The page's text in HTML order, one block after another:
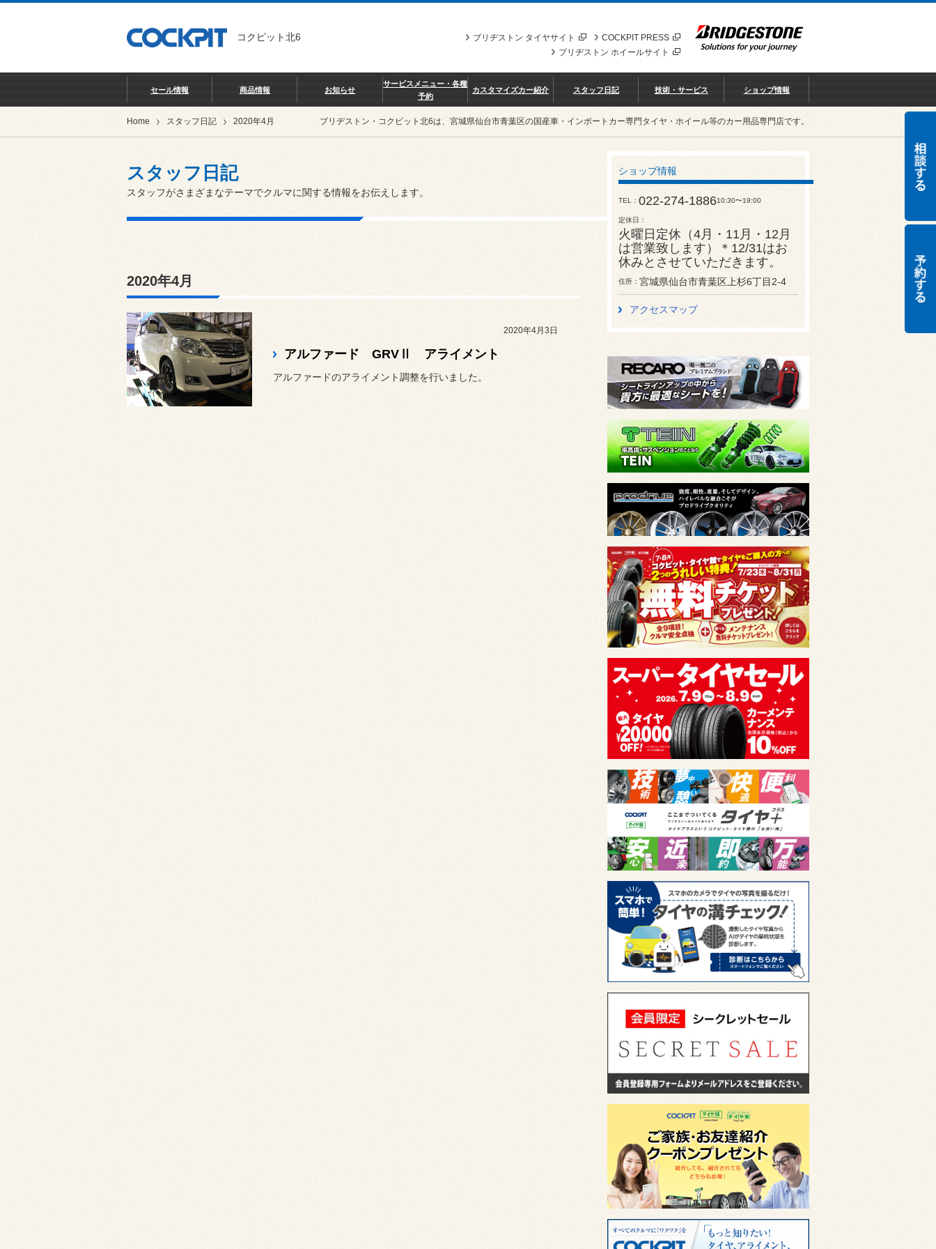
コクピット北6 COCKPIT PRESS
ブリヂストン タイヤサイト
ブリヂストン ホイールサイト
セール情報 商品情報 お知らせ
サービスメニュー・各種
予約
カスタマイズカー紹介 スタッフ日記 技術・サービス ショップ情報
Home スタッフ日記 2020年4月 ブリヂストン・コクピット北6は、宮城県仙台市青葉区の国産車・インポートカー専門タイヤ・ホイール等のカー用品専門店です。
スタッフ日記
スタッフがさまざまなテーマでクルマに関する情報をお伝えします。
2020年4月
2020年4月3日
アルファード GRVⅡ アライメント
アルファードのアライメント調整を行いました。
ショップ情報
TEL 022-274-188610:30〜19:00
定休日
火曜日定休（4月・11月・12月
は営業致します）＊12/31はお
休みとさせていただきます。
住所 宮城県仙台市青葉区上杉6丁目2-4
アクセスマップ